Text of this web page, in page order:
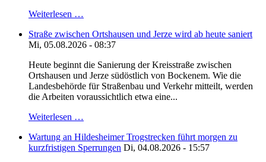
Weiterlesen …
Straße zwischen Ortshausen und Jerze wird ab heute saniert
Mi, 05.08.2026 - 08:37
Heute beginnt die Sanierung der Kreisstraße zwischen
Ortshausen und Jerze südöstlich von Bockenem. Wie die
Landesbehörde für Straßenbau und Verkehr mitteilt, werden
die Arbeiten voraussichtlich etwa eine...
Weiterlesen …
Wartung an Hildesheimer Trogstrecken führt morgen zu
kurzfristigen Sperrungen Di, 04.08.2026 - 15:57